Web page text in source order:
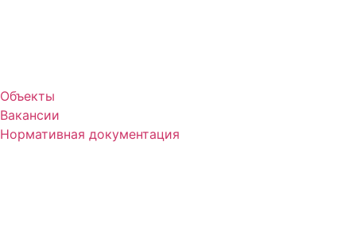
Объекты
Вакансии
Нормативная документация